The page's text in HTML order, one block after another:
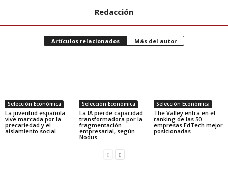
Redacción
Artículos relacionados Más del autor
Selección Económica
La juventud española
vive marcada por la
precariedad y el
aislamiento social
Selección Económica
La IA pierde capacidad
transformadora por la
fragmentación
empresarial, según
Nodus
Selección Económica
The Valley entra en el
ranking de las 50
empresas EdTech mejor
posicionadas